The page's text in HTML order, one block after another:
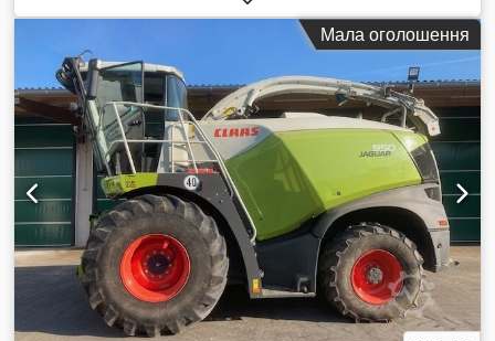
Мала оголошення